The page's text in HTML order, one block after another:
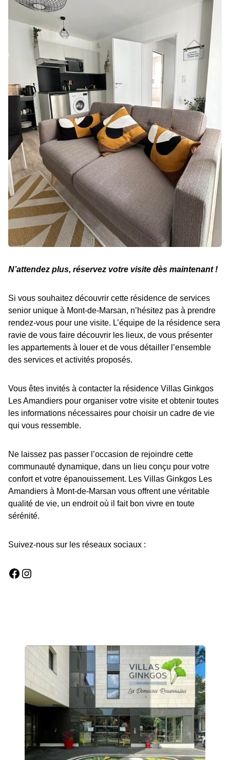
N’attendez plus, réservez votre visite dès maintenant !
Si vous souhaitez découvrir cette résidence de services
senior unique à Mont-de-Marsan, n’hésitez pas à prendre
rendez-vous pour une visite. L’équipe de la résidence sera
ravie de vous faire découvrir les lieux, de vous présenter
les appartements à louer et de vous détailler l’ensemble
des services et activités proposés.
Vous êtes invités à contacter la résidence Villas Ginkgos
Les Amandiers pour organiser votre visite et obtenir toutes
les informations nécessaires pour choisir un cadre de vie
qui vous ressemble.
Ne laissez pas passer l’occasion de rejoindre cette
communauté dynamique, dans un lieu conçu pour votre
confort et votre épanouissement. Les Villas Ginkgos Les
Amandiers à Mont-de-Marsan vous offrent une véritable
qualité de vie, un endroit où il fait bon vivre en toute
sérénité.
Suivez-nous sur les réseaux sociaux :
Facebook
Instagram